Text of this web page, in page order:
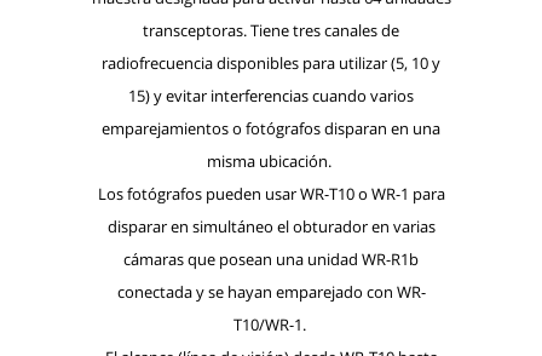
transceptoras. Tiene tres canales de
radiofrecuencia disponibles para utilizar (5, 10 y
15) y evitar interferencias cuando varios
emparejamientos o fotógrafos disparan en una
misma ubicación.
Los fotógrafos pueden usar WR-T10 o WR-1 para
disparar en simultáneo el obturador en varias
cámaras que posean una unidad WR-R1b
conectada y se hayan emparejado con WR-
T10/WR-1.